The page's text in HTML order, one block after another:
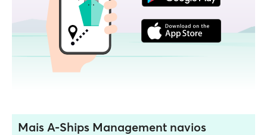
Mais A-Ships Management navios